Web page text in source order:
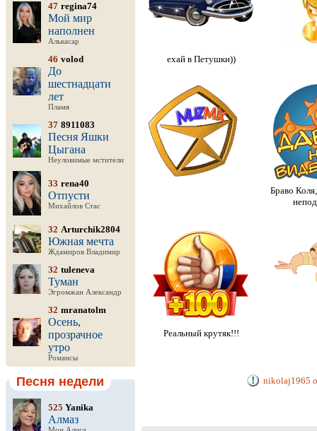
47 regina74
Мой мир
наполнен
Алькасар
46 volod
До
шестнадцати
лет
Пламя
37 8911083
Песня Яшки
Цыгана
Неуловимые мстители
33 rena40
Отпусти
Михайлов Стас
32 Arturchik2804
Южная мечта
Ждамиров Владимир
32 tuleneva
Туман
Эгромжан Александр
32 mranatolm
Осень,
прозрачное
утро
Романсы
Песня недели
525 Yanika
Алмаз
ехай в Петушки))
Браво
Реальный крутяк!!!
nikolaj1965